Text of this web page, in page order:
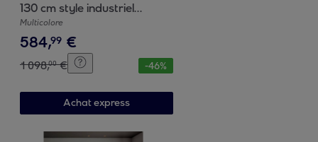
130 cm style industriel
vintage
Multicolore
584,99 €
1098,00 € -46%
Achat express